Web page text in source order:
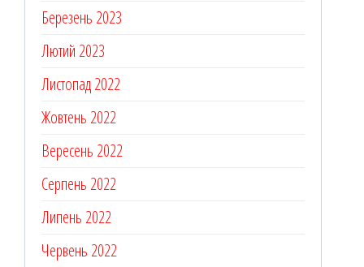
Березень 2023
Лютий 2023
Листопад 2022
Жовтень 2022
Вересень 2022
Серпень 2022
Липень 2022
Червень 2022